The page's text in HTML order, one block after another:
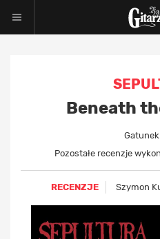
Beneath
Pozostałe recenzje
RECENZJE Szymon